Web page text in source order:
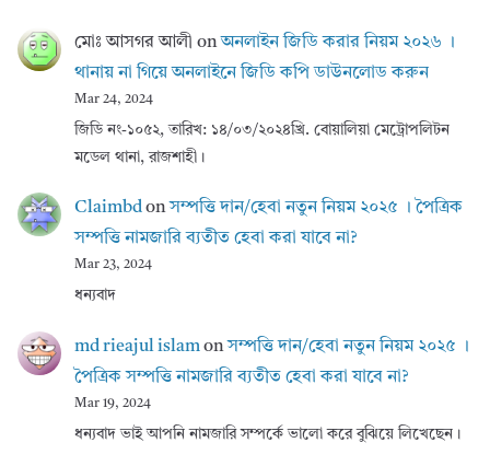
মোঃ আসগর আলী onঅনলাইন জিডি করার নিয়ম ২০২৬ ।
থানায় না গিয়ে অনলাইনে জিডি কপি ডাউনলোড করুন
Mar 24, 2024
জিডি নং-১০৫২, তারিখ: ১৪/০৩/২০২৪খ্রি. বোয়ালিয়া মেট্রোপলিটন
মডেল থানা, রাজশাহী।
Claimbdonসম্পত্তি দান/হেবা নতুন নিয়ম ২০২৫ । পৈত্রিক
সম্পত্তি নামজারি ব্যতীত হেবা করা যাবে না?
Mar 23, 2024
ধন্যবাদ
md rieajul islamonসম্পত্তি দান/হেবা নতুন নিয়ম ২০২৫ ।
পৈত্রিক সম্পত্তি নামজারি ব্যতীত হেবা করা যাবে না?
Mar 19, 2024
ধন্যবাদ ভাই আপনি নামজারি সম্পর্কে ভালো করে বুঝিয়ে লিখেছেন।